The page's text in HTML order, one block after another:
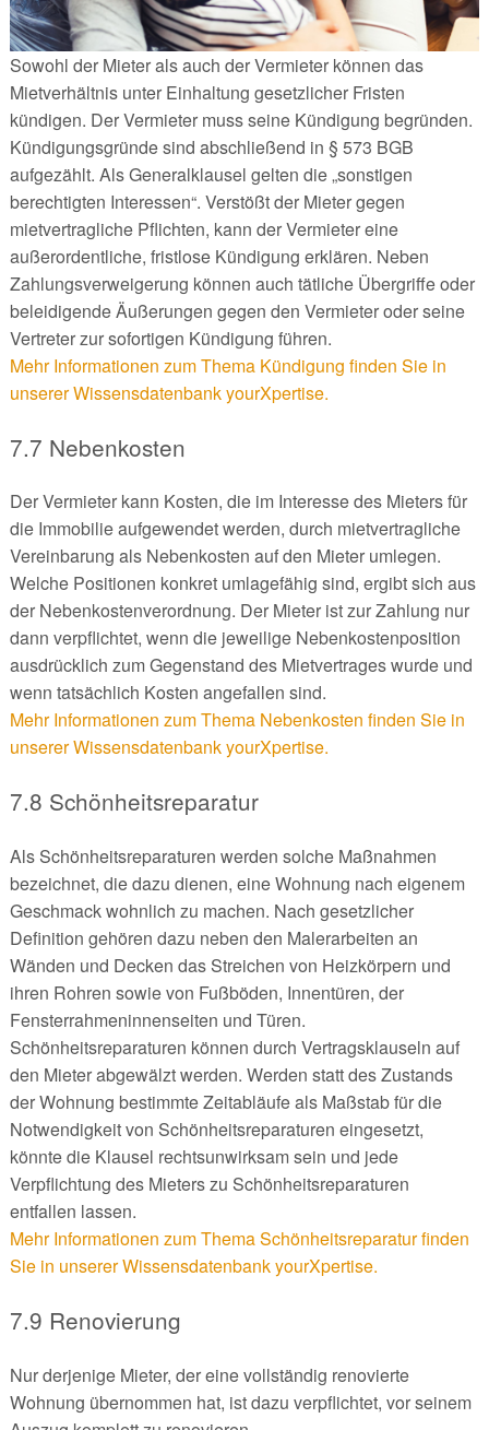
Sowohl der Mieter als auch der Vermieter können das
Mietverhältnis unter Einhaltung gesetzlicher Fristen
kündigen. Der Vermieter muss seine Kündigung begründen.
Kündigungsgründe sind abschließend in § 573 BGB
aufgezählt. Als Generalklausel gelten die „sonstigen
berechtigten Interessen“. Verstößt der Mieter gegen
mietvertragliche Pflichten, kann der Vermieter eine
außerordentliche, fristlose Kündigung erklären. Neben
Zahlungsverweigerung können auch tätliche Übergriffe oder
beleidigende Äußerungen gegen den Vermieter oder seine
Vertreter zur sofortigen Kündigung führen.
Mehr Informationen zum Thema Kündigung finden Sie in
unserer Wissensdatenbank yourXpertise.
7.7 Nebenkosten
Der Vermieter kann Kosten, die im Interesse des Mieters für
die Immobilie aufgewendet werden, durch mietvertragliche
Vereinbarung als Nebenkosten auf den Mieter umlegen.
Welche Positionen konkret umlagefähig sind, ergibt sich aus
der Nebenkostenverordnung. Der Mieter ist zur Zahlung nur
dann verpflichtet, wenn die jeweilige Nebenkostenposition
ausdrücklich zum Gegenstand des Mietvertrages wurde und
wenn tatsächlich Kosten angefallen sind.
Mehr Informationen zum Thema Nebenkosten finden Sie in
unserer Wissensdatenbank yourXpertise.
7.8 Schönheitsreparatur
Als Schönheitsreparaturen werden solche Maßnahmen
bezeichnet, die dazu dienen, eine Wohnung nach eigenem
Geschmack wohnlich zu machen. Nach gesetzlicher
Definition gehören dazu neben den Malerarbeiten an
Wänden und Decken das Streichen von Heizkörpern und
ihren Rohren sowie von Fußböden, Innentüren, der
Fensterrahmeninnenseiten und Türen.
Schönheitsreparaturen können durch Vertragsklauseln auf
den Mieter abgewälzt werden. Werden statt des Zustands
der Wohnung bestimmte Zeitabläufe als Maßstab für die
Notwendigkeit von Schönheitsreparaturen eingesetzt,
könnte die Klausel rechtsunwirksam sein und jede
Verpflichtung des Mieters zu Schönheitsreparaturen
entfallen lassen.
Mehr Informationen zum Thema Schönheitsreparatur finden
Sie in unserer Wissensdatenbank yourXpertise.
7.9 Renovierung
Nur derjenige Mieter, der eine vollständig renovierte
Wohnung übernommen hat, ist dazu verpflichtet, vor seinem